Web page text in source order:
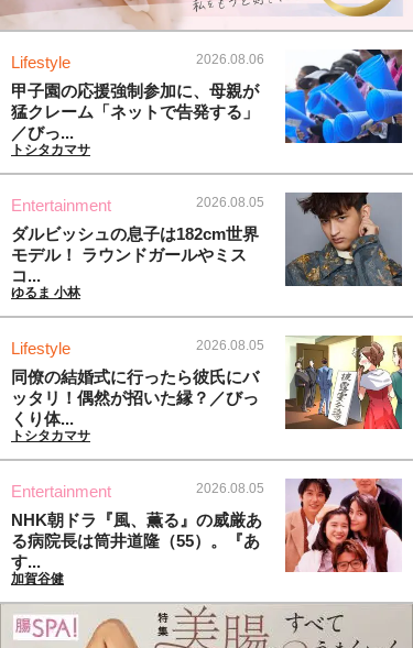
Lifestyle 2026.08.06
甲子園の応援強制参加に、母親が
猛クレーム「ネットで告発する」
／びっ...
トシタカマサ
Entertainment 2026.08.05
ダルビッシュの息子は182cm世界
モデル！ ラウンドガールやミス
コ...
ゆるま 小林
Lifestyle 2026.08.05
同僚の結婚式に行ったら彼氏にバ
ッタリ！偶然が招いた縁？／びっ
くり体...
トシタカマサ
Entertainment 2026.08.05
NHK朝ドラ『風、薫る』の威厳あ
る病院長は筒井道隆（55）。『あ
す...
加賀谷健